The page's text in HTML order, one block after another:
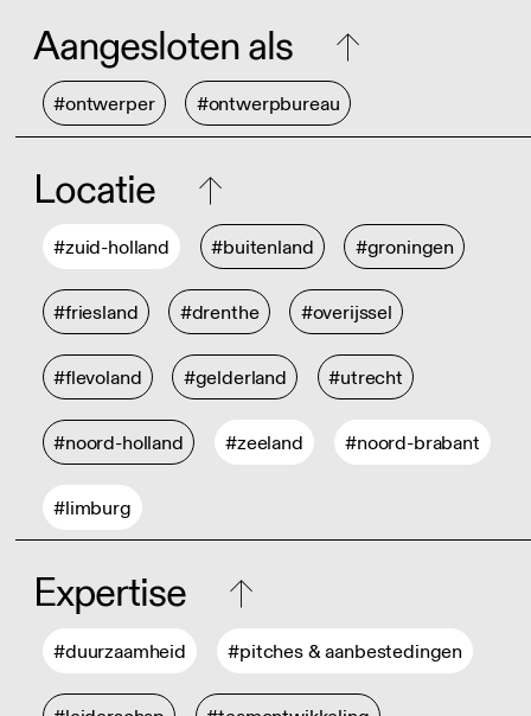
Aangesloten als
#ontwerper #ontwerpbureau
Locatie
#zuid-holland #buitenland #groningen
#friesland #drenthe #overijssel
#flevoland #gelderland #utrecht
#noord-holland #zeeland #noord-brabant
#limburg
Expertise
#duurzaamheid #pitches & aanbestedingen